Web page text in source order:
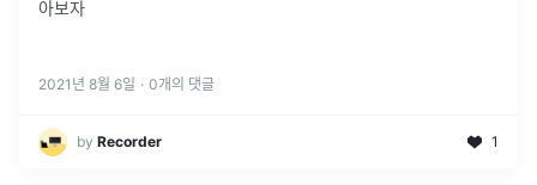
아보자
2021년 8월 6일 · 0개의 댓글
by Recorder 1